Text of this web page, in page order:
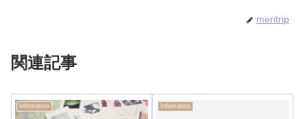
meritrip
関連記事
Infomation Infomation